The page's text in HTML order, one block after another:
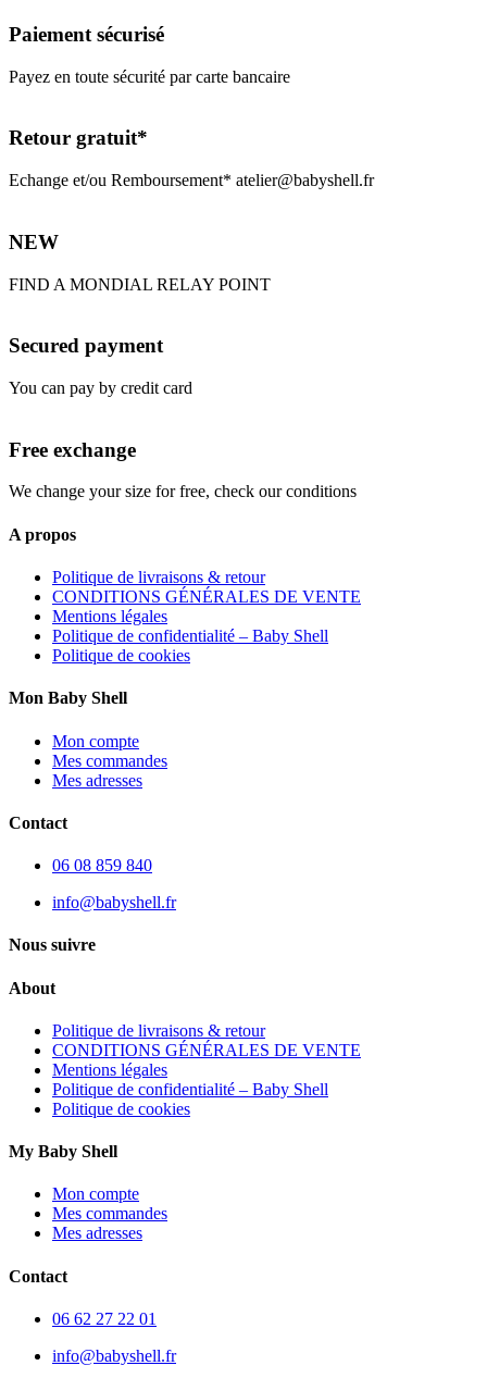
Paiement sécurisé
Payez en toute sécurité par carte bancaire
Retour gratuit*
Echange et/ou Remboursement* atelier@babyshell.fr
NEW
FIND A MONDIAL RELAY POINT
Secured payment
You can pay by credit card
Free exchange
We change your size for free, check our conditions
A propos
Politique de livraisons & retour
CONDITIONS GÉNÉRALES DE VENTE
Mentions légales
Politique de confidentialité – Baby Shell
Politique de cookies
Mon Baby Shell
Mon compte
Mes commandes
Mes adresses
Contact
06 08 859 840
info@babyshell.fr
Nous suivre
About
Politique de livraisons & retour
CONDITIONS GÉNÉRALES DE VENTE
Mentions légales
Politique de confidentialité – Baby Shell
Politique de cookies
My Baby Shell
Mon compte
Mes commandes
Mes adresses
Contact
06 62 27 22 01
info@babyshell.fr